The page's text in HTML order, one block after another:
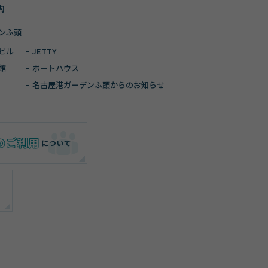
ふ頭
ル
JETTY
ポートハウス
名古屋港ガーデンふ頭からのお知らせ